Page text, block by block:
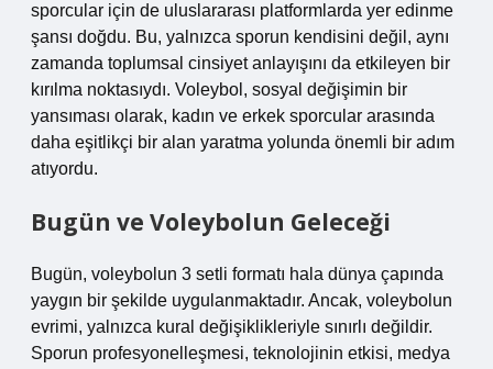
sporcular için de uluslararası platformlarda yer edinme
şansı doğdu. Bu, yalnızca sporun kendisini değil, aynı
zamanda toplumsal cinsiyet anlayışını da etkileyen bir
kırılma noktasıydı. Voleybol, sosyal değişimin bir
yansıması olarak, kadın ve erkek sporcular arasında
daha eşitlikçi bir alan yaratma yolunda önemli bir adım
atıyordu.
Bugün ve Voleybolun Geleceği
Bugün, voleybolun 3 setli formatı hala dünya çapında
yaygın bir şekilde uygulanmaktadır. Ancak, voleybolun
evrimi, yalnızca kural değişiklikleriyle sınırlı değildir.
Sporun profesyonelleşmesi, teknolojinin etkisi, medya